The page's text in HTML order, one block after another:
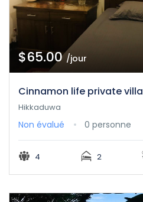
$65.00/jour
Cinnamon life private villa
Hikkaduwa
Non évalué 0 personne
4 2